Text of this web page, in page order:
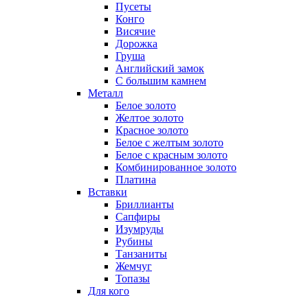
Пусеты
Конго
Висячие
Дорожка
Груша
Английский замок
С большим камнем
Металл
Белое золото
Желтое золото
Красное золото
Белое с желтым золото
Белое с красным золото
Комбинированное золото
Платина
Вставки
Бриллианты
Сапфиры
Изумруды
Рубины
Танзаниты
Жемчуг
Топазы
Для кого